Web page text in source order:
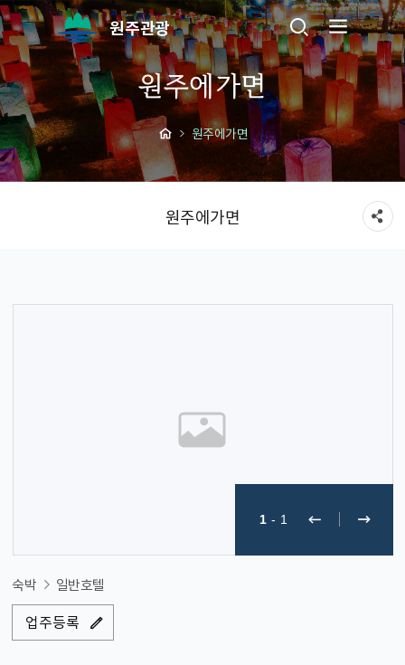
원주관광
원주에가면
원주에가면
원주에가면
1 - 1
숙박 일반호텔
업주등록